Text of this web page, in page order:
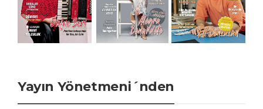
Yayın Yönetmeni´nden